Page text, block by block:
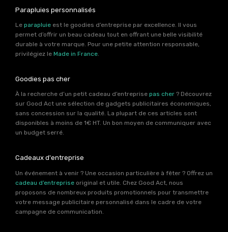
Parapluies personnalisés
Le parapluie est le goodies d’entreprise par excellence. Il vous
permet d’offrir un beau cadeau tout en offrant une belle visibilité
durable à votre marque. Pour une petite attention responsable,
privilégiez le Made in France.
Goodies pas cher
À la recherche d’un petit cadeau d’entreprise pas cher ? Découvrez
sur Good Act une sélection de gadgets publicitaires économiques,
sans concession sur la qualité. La plupart de ces articles sont
disponibles à moins de 1€ HT. Un bon moyen de communiquer avec
un budget serré.
Cadeaux d'entreprise
Un événement à venir ? Une occasion particulière à fêter ? Offrez un
cadeau d’entreprise original et utile. Chez Good Act, nous
proposons de nombreux produits promotionnels pour transmettre
votre message publicitaire personnalisé dans le cadre de votre
campagne de communication.